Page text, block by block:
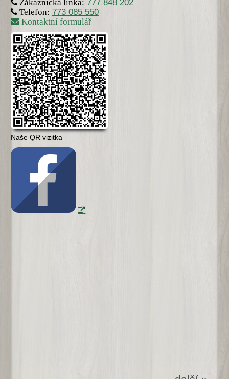
Zákaznická linka: 777 848 202
Telefon: 773 085 550
Kontaktní formulář
Naše QR vizitka